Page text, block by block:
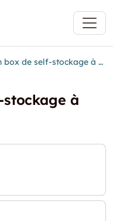
Louer un box de self-stockage à Six-Fours-les-Plages
à